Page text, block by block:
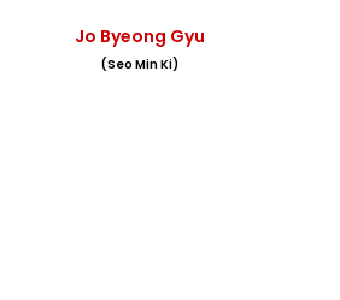
Jo Byeong Gyu
(Seo Min Ki)